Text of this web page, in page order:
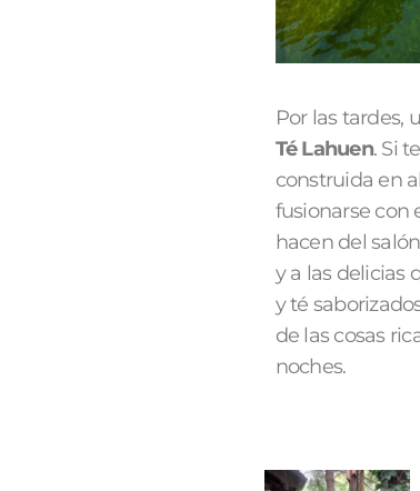
Por las tardes,
Té Lahuen. Si
construida en
fusionarse con
hacen del
y a las delicias
y té
de las cosas
noches.